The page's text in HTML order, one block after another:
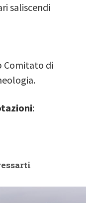
saliscendi
Comitato di
: